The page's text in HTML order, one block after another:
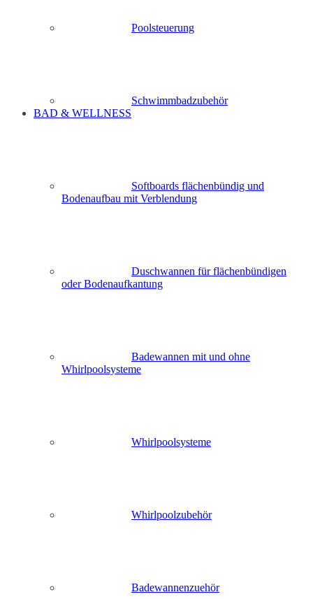
Poolsteuerung
Schwimmbadzubehör
BAD & WELLNESS
Softboards flächenbündig und
Bodenaufbau mit Verblendung
Duschwannen für flächenbündigen
oder Bodenaufkantung
Badewannen mit und ohne
Whirlpoolsysteme
Whirlpoolsysteme
Whirlpoolzubehör
Badewannenzuehör